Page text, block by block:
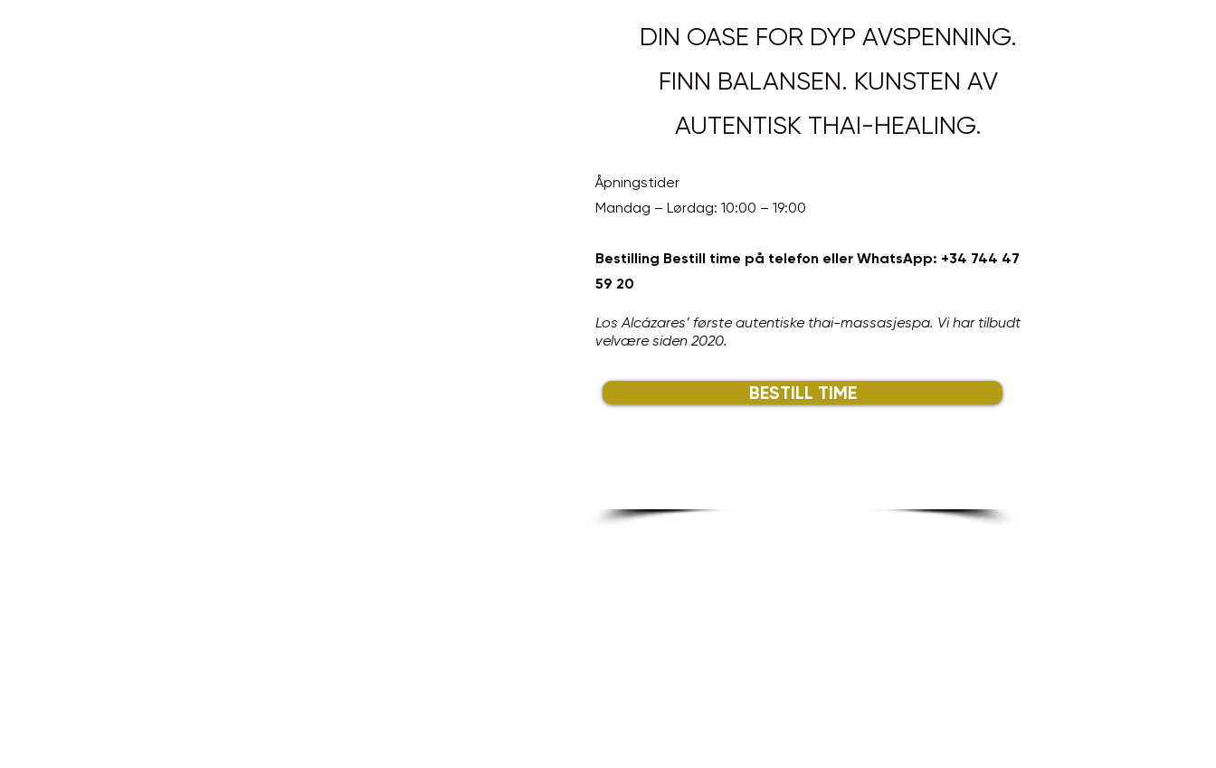
DIN OASE FOR DYP AVSPENNING.
FINN BALANSEN. KUNSTEN AV
AUTENTISK THAI-HEALING.
Åpningstider
Mandag – Lørdag: 10:00 – 19:00
Bestilling Bestill time på telefon eller WhatsApp: +34 744 47
59 20
Los Alcázares’ første autentiske thai-massasjespa. Vi har tilbudt
velvære siden 2020.
BESTILL TIME